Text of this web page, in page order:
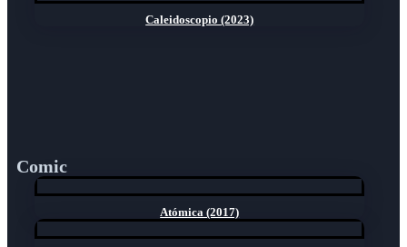
Caleidoscopio (2023)
Comic
Atómica (2017)